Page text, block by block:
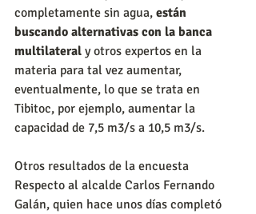
completamente sin agua, están
buscando alternativas con la banca
multilateral y otros expertos en la
materia para tal vez aumentar,
eventualmente, lo que se trata en
Tibitoc, por ejemplo, aumentar la
capacidad de 7,5 m3/s a 10,5 m3/s.
Otros resultados de la encuesta
Respecto al alcalde Carlos Fernando
Galán, quien hace unos días completó